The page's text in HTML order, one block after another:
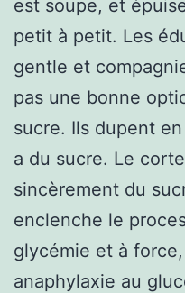
est soupe, et
petit à petit. Les
gentle et
pas une bonne
sucre. Ils dupent
a du sucre. Le
sincèrement du
enclenche le
glycémie et à
anaphylaxie au